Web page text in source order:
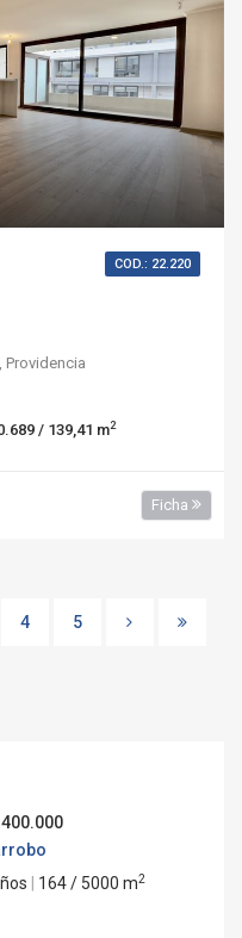
COD.: 22.220
Providencia
/ 139,41 m2
Ficha
4 5
164 / 5000 m2